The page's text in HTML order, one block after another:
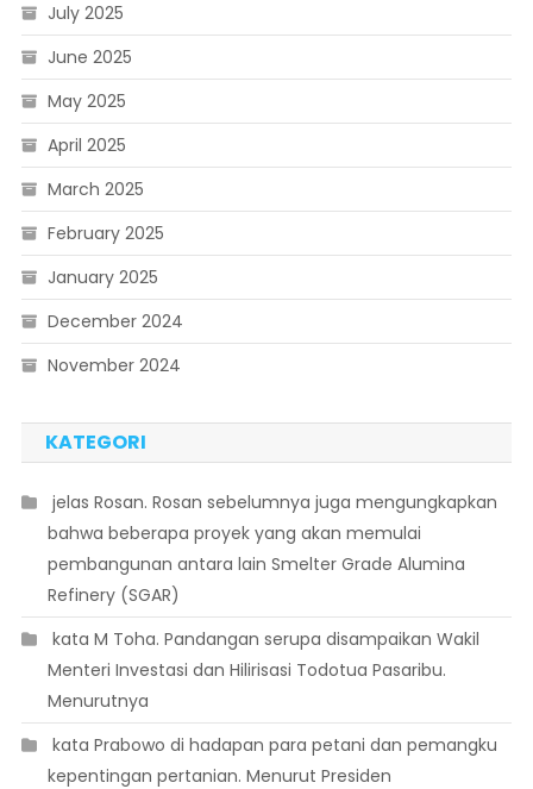
July 2025
June 2025
May 2025
April 2025
March 2025
February 2025
January 2025
December 2024
November 2024
KATEGORI
 jelas Rosan. Rosan sebelumnya juga mengungkapkan
bahwa beberapa proyek yang akan memulai
pembangunan antara lain Smelter Grade Alumina
Refinery (SGAR)
 kata M Toha. Pandangan serupa disampaikan Wakil
Menteri Investasi dan Hilirisasi Todotua Pasaribu.
Menurutnya
 kata Prabowo di hadapan para petani dan pemangku
kepentingan pertanian. Menurut Presiden